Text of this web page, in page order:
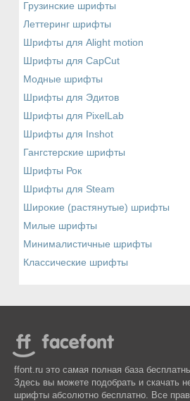
Грузинские шрифты
Леттеринг шрифты
Шрифты для Alight motion
Шрифты для CapCut
Модные шрифты
Шрифты для Эдитов
Шрифты для PixelLab
Шрифты для Inshot
Гангстерские шрифты
Шрифты Рок
Шрифты для Steam
Широкие (растянутые) шрифты
Милые шрифты
Минималистичные шрифты
Классические шрифты
ffont.ru это самая полная база
Здесь вы можете подобрать и скачать
шрифты абсолютно бесплатно. Все